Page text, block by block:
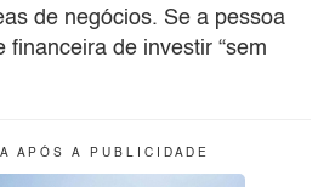
de negócios. Se a pessoa
financeira de investir “sem
A A P Ó S A P U B L I C I D A D E